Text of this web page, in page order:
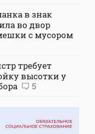
в знак
во двор
с мусором
требует
высотки у
5